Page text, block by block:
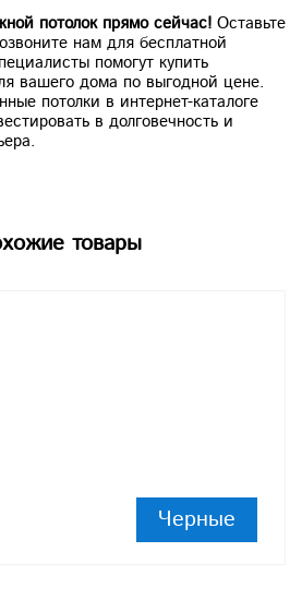
потолок прямо сейчас! Оставьте
нам для бесплатной
помогут купить
вашего дома по выгодной цене.
потолки в интернет-каталоге
в долговечность и
товары
Черные